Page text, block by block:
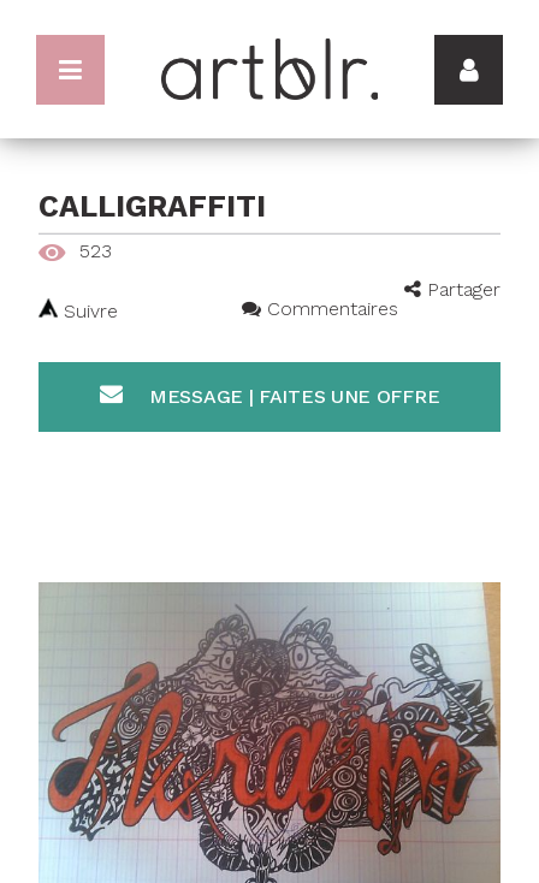
CALLIGRAFFITI
523
Partager
Suivre
Commentaires
MESSAGE | FAITES UNE OFFRE